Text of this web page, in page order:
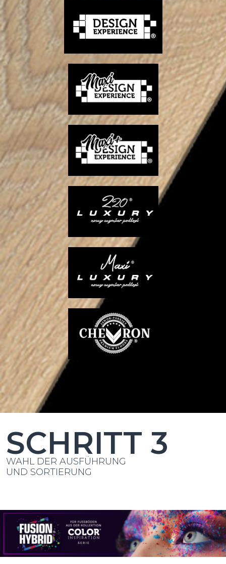
SCHRITT 3
WAHL DER AUSFÜHRUNG
UND SORTIERUNG